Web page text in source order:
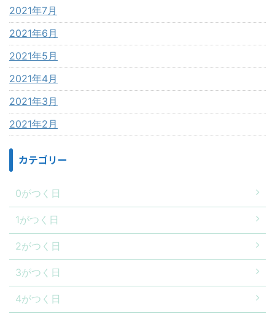
2021年7月
2021年6月
2021年5月
2021年4月
2021年3月
2021年2月
カテゴリー
0がつく日
1がつく日
2がつく日
3がつく日
4がつく日